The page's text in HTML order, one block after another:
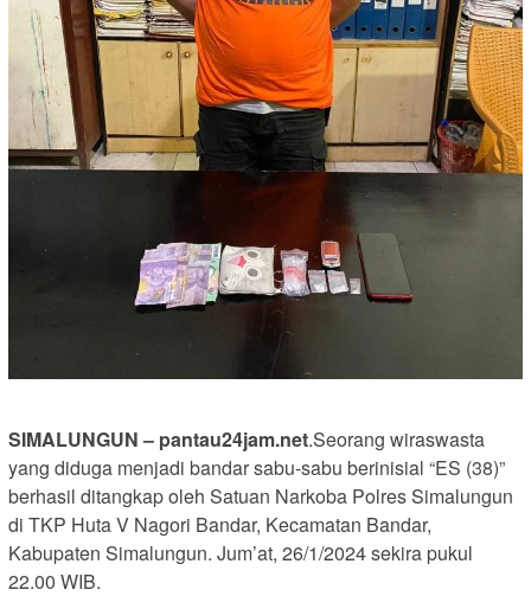
SIMALUNGUN – pantau24jam.net.Seorang wiraswasta
yang diduga menjadi bandar sabu-sabu berinisial “ES (38)”
berhasil ditangkap oleh Satuan Narkoba Polres Simalungun
di TKP Huta V Nagori Bandar, Kecamatan Bandar,
Kabupaten Simalungun. Jum’at, 26/1/2024 sekira pukul
22.00 WIB.